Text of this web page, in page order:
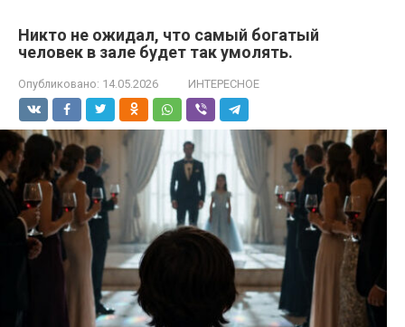
Никто не ожидал, что самый богатый
человек в зале будет так умолять.
Опубликовано: 14.05.2026 ИНТЕРЕСНОЕ